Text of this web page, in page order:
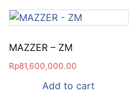
MAZZER – ZM
Rp81,600,000.00
Add to cart